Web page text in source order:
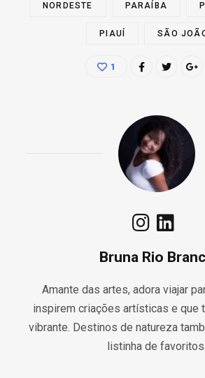
NORDESTE PARAÍBA
PIAUÍ SÃO
1
Bruna Rio
Amante das artes, adora viajar
inspirem criações artísticas e que
vibrante. Destinos de natureza
listinha de favoritos.